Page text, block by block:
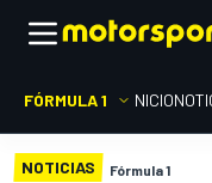
FÓRMULA 1 INICIO
NOTICIAS Fórmula 1